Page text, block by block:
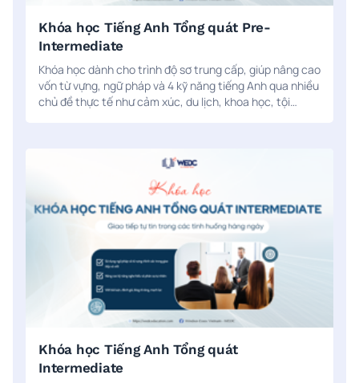
Khóa học Tiếng Anh Tổng quát Pre-
Intermediate
Khóa học dành cho trình độ sơ trung cấp, giúp nâng cao
vốn từ vựng, ngữ pháp và 4 kỹ năng tiếng Anh qua nhiều
chủ đề thực tế như cảm xúc, du lịch, khoa học, tội
Khóa học Tiếng Anh Tổng quát
Intermediate